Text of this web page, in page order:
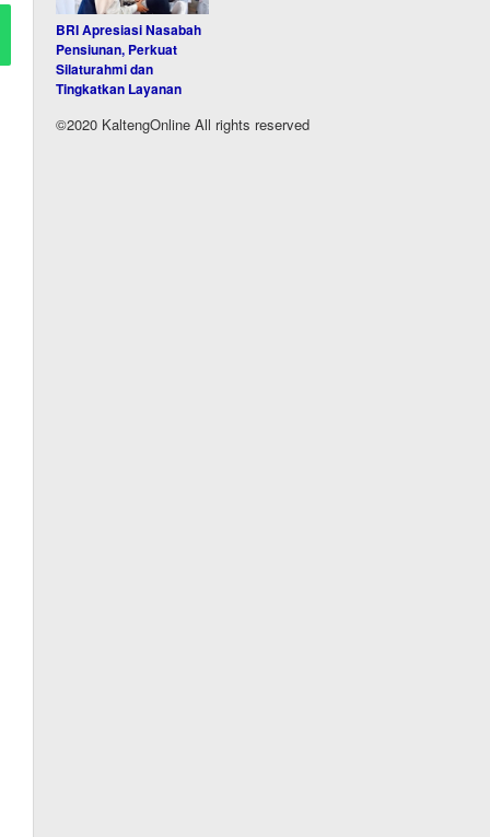
BRI Apresiasi Nasabah
Pensiunan, Perkuat
Silaturahmi dan
Tingkatkan Layanan
©2020 KaltengOnline All rights reserved